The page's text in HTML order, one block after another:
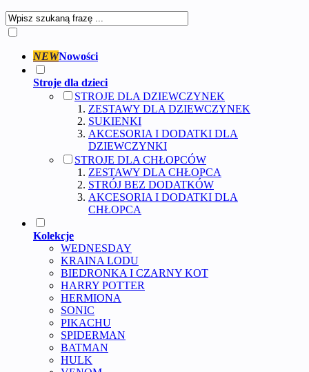
NEWNowości
Stroje dla dzieci
STROJE DLA DZIEWCZYNEK
ZESTAWY DLA DZIEWCZYNEK
SUKIENKI
AKCESORIA I DODATKI DLA
DZIEWCZYNKI
STROJE DLA CHŁOPCÓW
ZESTAWY DLA CHŁOPCA
STRÓJ BEZ DODATKÓW
AKCESORIA I DODATKI DLA
CHŁOPCA
Kolekcje
WEDNESDAY
KRAINA LODU
BIEDRONKA I CZARNY KOT
HARRY POTTER
HERMIONA
SONIC
PIKACHU
SPIDERMAN
BATMAN
HULK